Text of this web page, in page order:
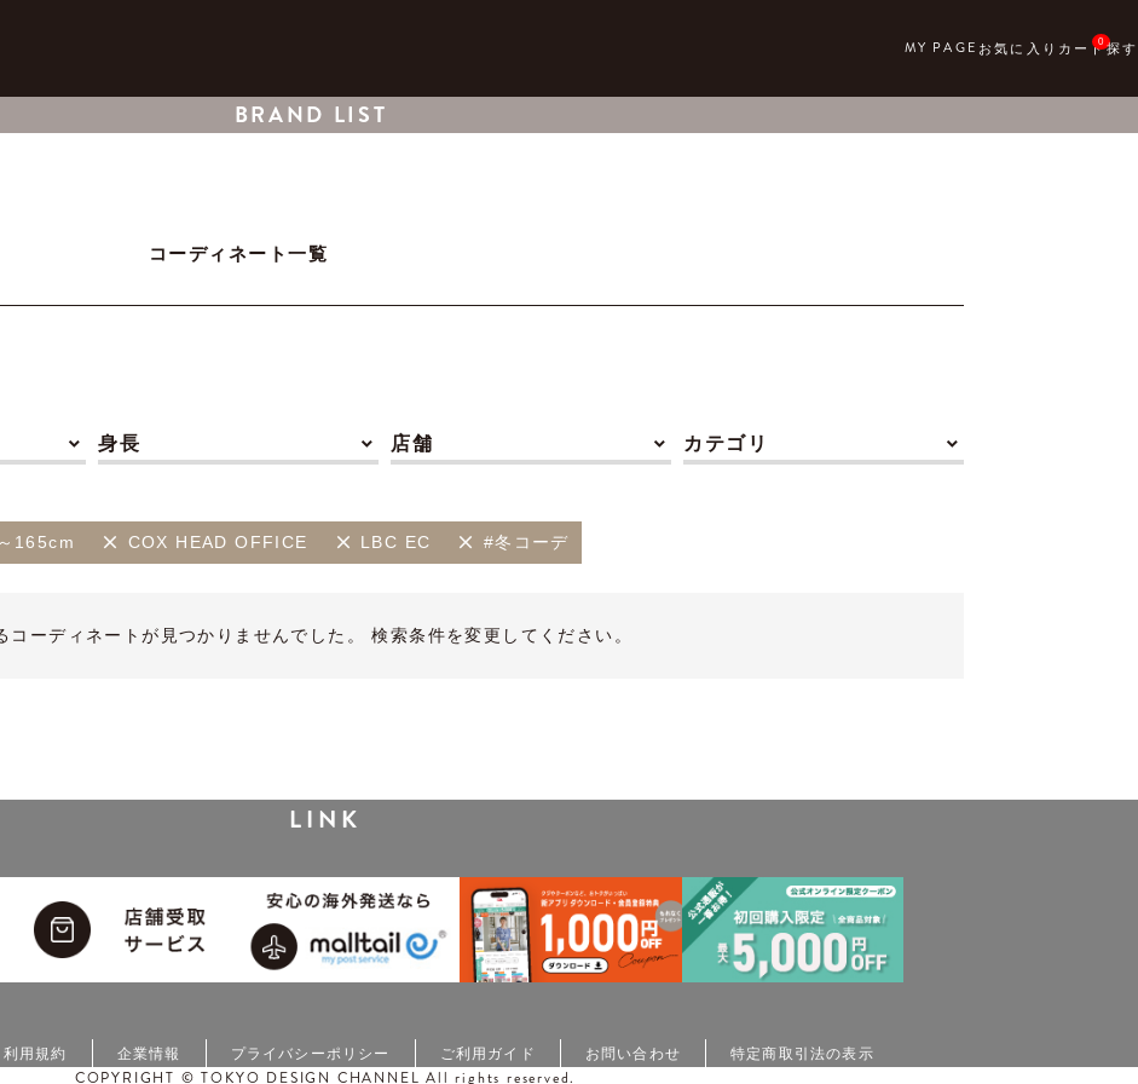
0
BRAND LIST
コーディネート一覧
身長 店舗 カテゴリ
165cm COX HEAD OFFICE LBC EC #冬コーデ
コーディネートが見つかりませんでした。 検索条件を変更してください。
LINK
利用規約 企業情報 プライバシーポリシー ご利用ガイド お問い合わせ 特定商取引法の表示
COPYRIGHT © TOKYO DESIGN CHANNEL All rights reserved.